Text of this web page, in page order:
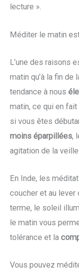
lecture ».
Méditer le matin
L’une des raisons
matin qu’à la fin de
tendance à nous
matin, ce qui en
si vous êtes
moins éparpillées,
agitation de la
En Inde, les
coucher et au lever
terme, le soleil
le matin vous
tolérance et la
Vous pouvez